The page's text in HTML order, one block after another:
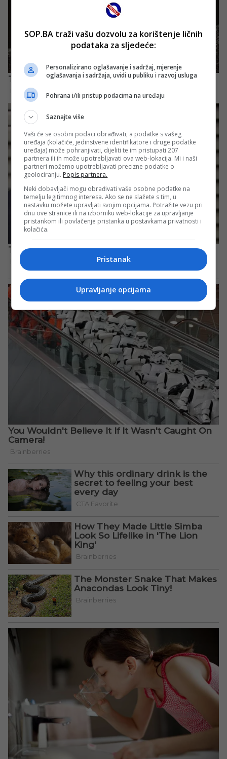
SOP.BA traži vašu dozvolu za korištenje ličnih
podataka za sljedeće:
Personalizirano oglašavanje i sadržaj, mjerenje
oglašavanja i sadržaja, uvidi u publiku i razvoj usluga
Pohrana i/ili pristup podacima na uređaju
Saznajte više
Vaši će se osobni podaci obrađivati, a podatke s vašeg
uređaja (kolačiće, jedinstvene identifikatore i druge podatke
uređaja) može pohranjivati, dijeliti te im pristupati 207
partnera ili ih može upotrebljavati ova web-lokacija. Mi i naši
partneri možemo upotrebljavati precizne podatke o
geolociranju. Popis partnera.
Neki dobavljači mogu obrađivati vaše osobne podatke na
temelju legitimnog interesa. Ako se ne slažete s tim, u
nastavku možete upravljati svojim opcijama. Potražite vezu pri
dnu ove stranice ili na izborniku web-lokacije za upravljanje
pristankom ili povlačenje pristanka u postavkama privatnosti i
kolačića.
Pristanak
Upravljanje opcijama